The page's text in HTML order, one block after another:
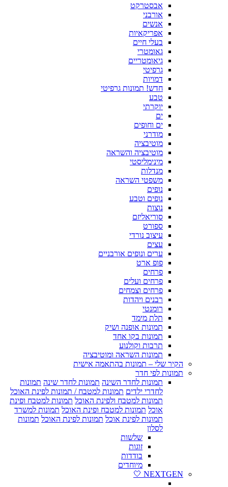
אבסטרקט
אורבני
אנשים
אפריקאיות
בעלי חיים
גאומטרי
גיאומטריים
גרפיטי
דמויות
חדש! תמונות גרפיטי
טבע
יוקרתי
ים
ים וחופים
מודרני
מוטיבציה
מוטיבציה והשראה
מינימליסטי
מנדלות
משפטי השראה
נופים
נופים וטבע
נוצות
סוריאליזם
ספורט
עיצוב נורדי
עצים
ערים ונופים אורבניים
פופ ארט
פרחים
פרחים ועלים
פרחים וצמחים
רבנים ויהדות
רומנטי
תלת מימד
תמונות אופנה ושיק
תמונות בקו אחד
תרבות וקולנוע
תמונות השראה ומוטיבציה
הקיר שלי – תמונות בהתאמה אישית
תמונות לפי חדר
תמונות לחדר השינה תמונות לחדר שינה תמונות
לחדרי ילדים תמונות למטבח / תמונות לפינת האוכל
תמונות למטבח ולפינת האוכל תמונות למטבח ופינת
אוכל תמונות למטבח ופינת האוכל תמונות למשרד
תמונות לפינת אוכל תמונות לפינת האוכל תמונות
לסלון
שלשות
זוגות
בודדות
מיוחדים
NEXTGEN 🤍